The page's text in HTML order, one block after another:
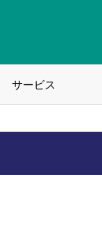
サービス